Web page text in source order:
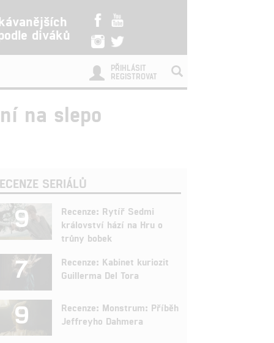
diváků
PŘIHLÁSIT
REGISTROVAT
na slepo
SERIÁLŮ
9
Recenze: Rytíř Sedmi
království hází na Hru o
trůny bobek
7
Recenze: Kabinet kuriozit
Guillerma Del Tora
9
Recenze: Monstrum: Příběh
Jeffreyho Dahmera